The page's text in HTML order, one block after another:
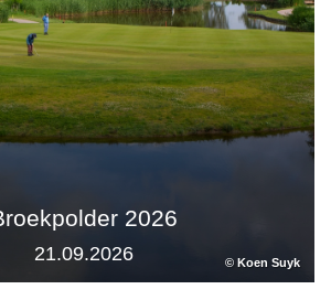
© Koen Suyk
2026
21.09.2026